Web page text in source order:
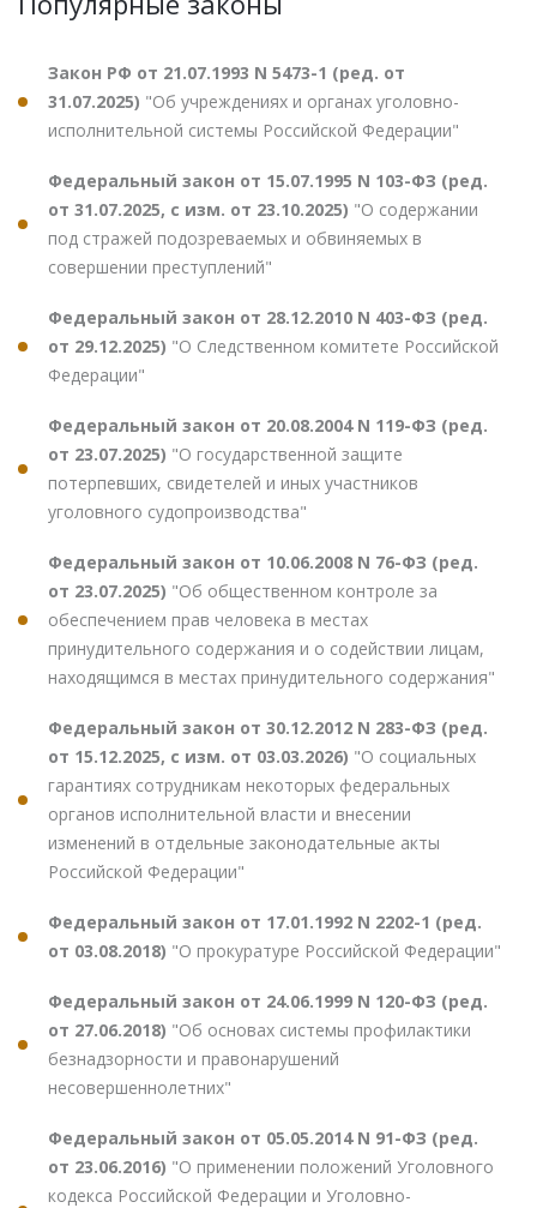
Закон РФ от 21.07.1993 N 5473-1 (ред. от
31.07.2025) "Об учреждениях и органах уголовно-
исполнительной системы Российской Федерации"
Федеральный закон от 15.07.1995 N 103-ФЗ (ред.
от 31.07.2025, с изм. от 23.10.2025) "О содержании
под стражей подозреваемых и обвиняемых в
совершении преступлений"
Федеральный закон от 28.12.2010 N 403-ФЗ (ред.
от 29.12.2025) "О Следственном комитете Российской
Федерации"
Федеральный закон от 20.08.2004 N 119-ФЗ (ред.
от 23.07.2025) "О государственной защите
потерпевших, свидетелей и иных участников
уголовного судопроизводства"
Федеральный закон от 10.06.2008 N 76-ФЗ (ред.
от 23.07.2025) "Об общественном контроле за
обеспечением прав человека в местах
принудительного содержания и о содействии лицам,
находящимся в местах принудительного содержания"
Федеральный закон от 30.12.2012 N 283-ФЗ (ред.
от 15.12.2025, с изм. от 03.03.2026) "О социальных
гарантиях сотрудникам некоторых федеральных
органов исполнительной власти и внесении
изменений в отдельные законодательные акты
Российской Федерации"
Федеральный закон от 17.01.1992 N 2202-1 (ред.
от 03.08.2018) "О прокуратуре Российской Федерации"
Федеральный закон от 24.06.1999 N 120-ФЗ (ред.
от 27.06.2018) "Об основах системы профилактики
безнадзорности и правонарушений
несовершеннолетних"
Федеральный закон от 05.05.2014 N 91-ФЗ (ред.
от 23.06.2016) "О применении положений Уголовного
кодекса Российской Федерации и Уголовно-